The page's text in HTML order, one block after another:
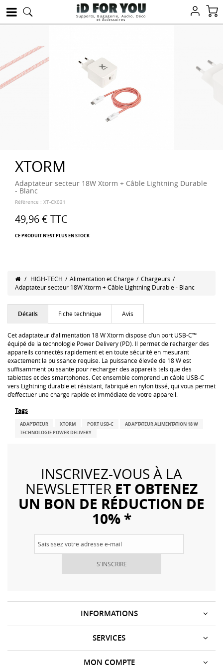
Supports, Bagagerie, Audio, Déco
et Accessoires
XTORM
Adaptateur secteur 18W Xtorm + Câble Lightning Durable
- Blanc
Référence : XT-CX031
49,96 € TTC
CE PRODUIT N'EST PLUS EN STOCK
/ HIGH-TECH / Alimentation et Charge / Chargeurs /
Adaptateur secteur 18W Xtorm + Câble Lightning Durable - Blanc
Détails Fiche technique Avis
Cet adaptateur d’alimentation 18 W Xtorm dispose d’un port USB-C™
équipé de la technologie Power Delivery (PD). Il permet de recharger des
appareils connectés rapidement et en toute sécurité en mesurant
exactement la puissance requise. La puissance élevée de 18 W est
suffisamment puissante pour recharger des appareils tels que des
tablettes et des smartphones. Cet ensemble comprend un câble USB-C
vers Lightning durable et résistant, fabriqué en nylon tissé, qui vous permet
d’effectuer une charge rapide et immédiate de votre appareil.
Tags
ADAPTATEUR XTORM PORT USB-C
ADAPTATEUR ALIMENTATION 18 W
TECHNOLOGIE POWER DELIVERY
INSCRIVEZ-VOUS À LA
NEWSLETTER ET OBTENEZ
UN BON DE RÉDUCTION DE
10% *
S'INSCRIRE
INFORMATIONS
SERVICES
MON COMPTE